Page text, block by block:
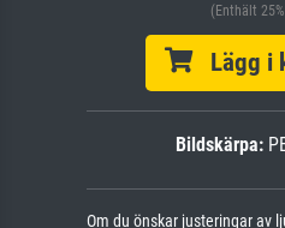
(Enthält
Lägg i
Bildskärpa:
Om du önskar justeringar av